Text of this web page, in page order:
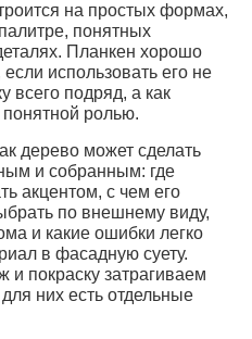
на простых формах,
понятных
Планкен хорошо
использовать его не
всего подряд, а как
ролью.
дерево может сделать
и собранным: где
акцентом, с чем его
по внешнему виду,
и какие ошибки легко
в фасадную суету.
покраску затрагиваем
них есть отдельные